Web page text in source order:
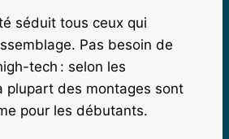
séduit tous ceux qui
Pas besoin de
tech : selon les
plupart des montages sont
pour les débutants.